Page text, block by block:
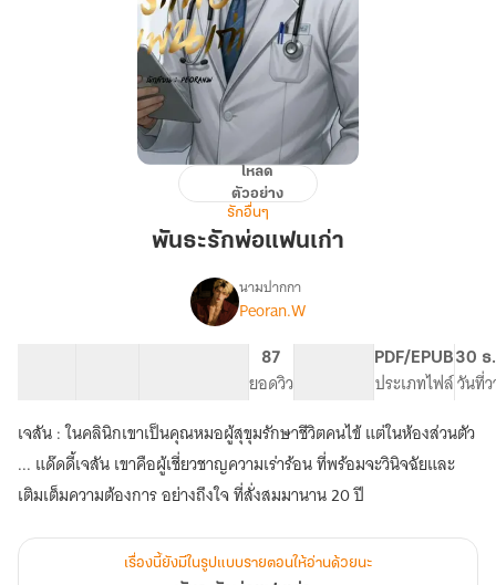
พันธะ
พ่อ
โหลด
ตัวอย่าง
รักอื่นๆ
พันธะรักพ่อแฟนเก่า
เรื่อง
รัก
พ่อ
แฟน
เก่า
นามปากกา
Peoran.W
87
ยอดวิว
PDF/EPUB
ประเภทไฟล์
30 ธ
วันที่
เจสัน : ในคลินิกเขาเป็นคุณหมอผู้สุขุมรักษาชีวิตคนไข้ แต่ในห้องส่วนตัว
... แด๊ดดี้เจสัน เขาคือผู้เชี่ยวชาญความเร่าร้อน ที่พร้อมจะวินิจฉัยและ
เติมเต็มความต้องการ อย่างถึงใจ ที่สั่งสมมานาน 20 ปี
เรื่องนี้ยังมีในรูปแบบรายตอนให้อ่านด้วยนะ